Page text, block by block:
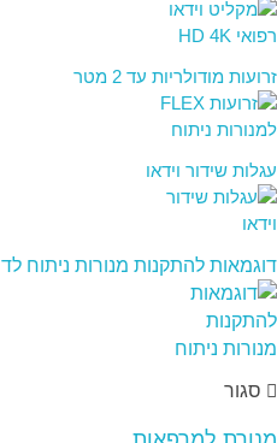
זרועות מודולריות עד 2 מטר
עגלות שידור וידאו
דוגמאות להתקנות מנורות ניתוח לד
סגור